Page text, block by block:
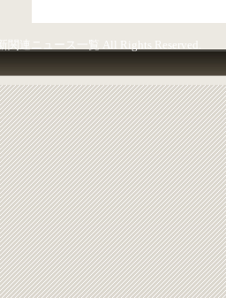
関連ニュース一覧 All Rights Reserved.